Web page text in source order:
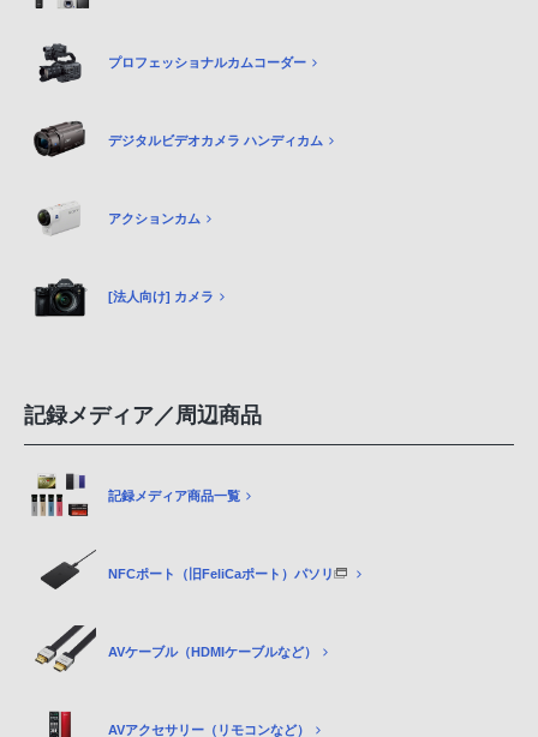
プロフェッショナルカムコーダー
デジタルビデオカメラ ハンディカム
アクションカム
[法人向け] カメラ
記録メディア／周辺商品
記録メディア商品一覧
NFCポート（旧FeliCaポート）パソリ
AVケーブル（HDMIケーブルなど）
AVアクセサリー（リモコンなど）